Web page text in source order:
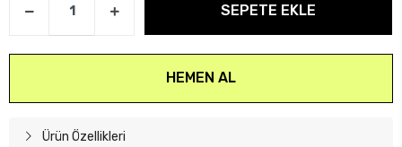
SEPETE EKLE
HEMEN AL
Ürün Özellikleri